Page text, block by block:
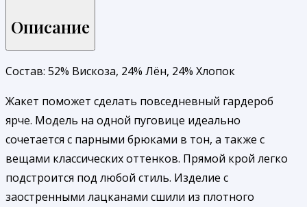
Описание
Состав: 52% Вискоза, 24% Лён, 24% Хлопок
Жакет поможет сделать повседневный гардероб
ярче. Модель на одной пуговице идеально
сочетается с парными брюками в тон, а также с
вещами классических оттенков. Прямой крой легко
подстроится под любой стиль. Изделие с
заостренными лацканами сшили из плотного